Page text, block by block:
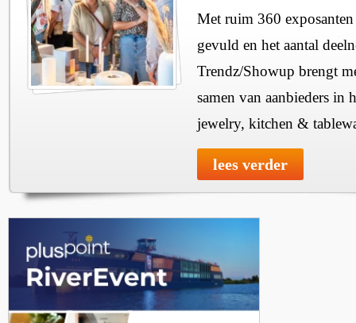
Met ruim 360
gevuld en het aantal
Trendz/Showup brengt
samen van aanbieders in
jewelry, kitchen &
lees verder